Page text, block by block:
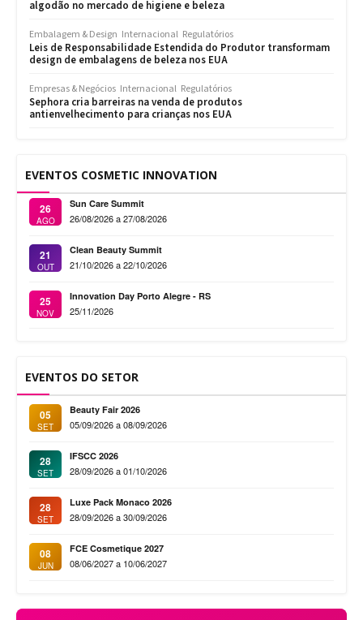
algodão no mercado de higiene e beleza
Embalagem & Design Internacional Regulatórios
Leis de Responsabilidade Estendida do Produtor transformam
design de embalagens de beleza nos EUA
Empresas & Negócios Internacional Regulatórios
Sephora cria barreiras na venda de produtos
antienvelhecimento para crianças nos EUA
EVENTOS COSMETIC INNOVATION
26
AGO
Sun Care Summit
26/08/2026 a 27/08/2026
21
OUT
Clean Beauty Summit
21/10/2026 a 22/10/2026
25
NOV
Innovation Day Porto Alegre - RS
25/11/2026
EVENTOS DO SETOR
05
SET
Beauty Fair 2026
05/09/2026 a 08/09/2026
28
SET
IFSCC 2026
28/09/2026 a 01/10/2026
28
SET
Luxe Pack Monaco 2026
28/09/2026 a 30/09/2026
08
JUN
FCE Cosmetique 2027
08/06/2027 a 10/06/2027